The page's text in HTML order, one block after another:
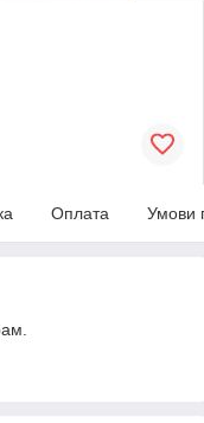
Оплата Умови